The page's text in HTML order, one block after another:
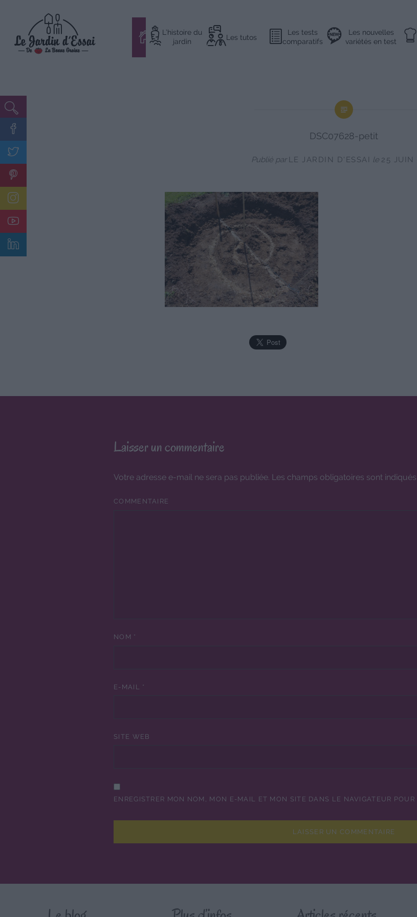
contenu
#
L’histoire du
jardin
Les tutos
Les tests
comparatifs
Les nouvelles
variétés en test
DSC07628-petit
Publié parLE JARDIN D'ESSAI le 25 JUIN
Laisser un commentaire
Votre adresse e-mail ne sera pas publiée. Les champs obligatoires sont
COMMENTAIRE
NOM *
E-MAIL *
SITE WEB
ENREGISTRER MON NOM, MON E-MAIL ET MON SITE DANS LE NAVIGATEUR